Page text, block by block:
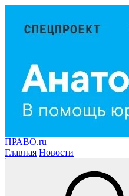
ПРАВО.ru
Главная Новости